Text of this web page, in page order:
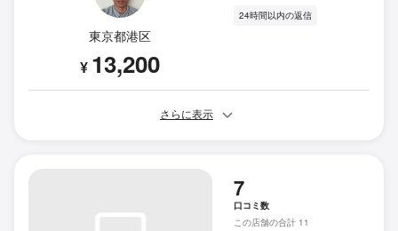
東京都港区
¥ 13,200
24時間以内の返信
さらに表示
7
口コミ数
この店舗の合計 11